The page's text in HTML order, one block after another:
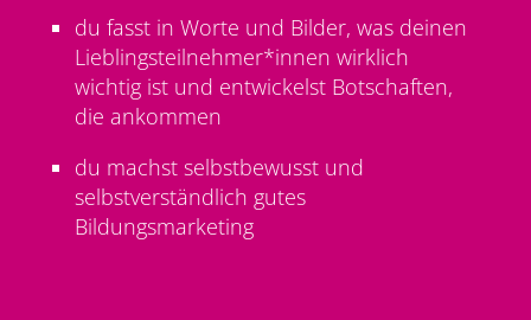
du fasst in Worte und Bilder, was deinen
Lieblingsteilnehmer*innen wirklich
wichtig ist und entwickelst Botschaften,
die ankommen
du machst selbstbewusst und
selbstverständlich gutes
Bildungsmarketing